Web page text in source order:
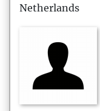
Netherlands